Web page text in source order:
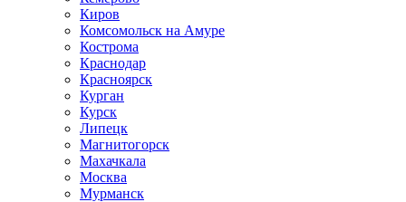
Киров
Комсомольск на Амуре
Кострома
Краснодар
Красноярск
Курган
Курск
Липецк
Магнитогорск
Махачкала
Москва
Мурманск